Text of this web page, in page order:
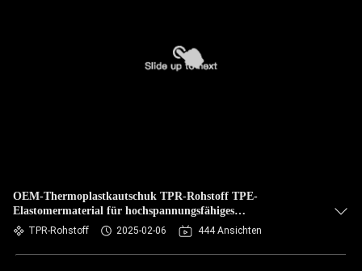
OEM-Thermoplastkautschuk TPR-Rohstoff TPE-
Elastomermaterial für hochspannungsfähiges
Kautschukspielzeug
TPR-Rohstoff 2025-02-06 444 Ansichten